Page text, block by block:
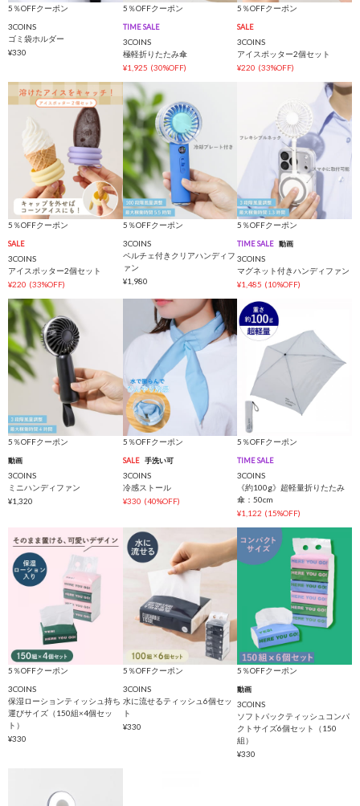
5％OFFクーポン
3COINS
ゴミ袋ホルダー
¥330
5％OFFクーポン
TIME SALE
3COINS
極軽折りたたみ傘
¥1,925 (30%OFF)
5％OFFクーポン
SALE
3COINS
アイスポッター2個セット
¥220 (33%OFF)
5％OFFクーポン
SALE
3COINS
アイスポッター2個セット
¥220 (33%OFF)
5％OFFクーポン
3COINS
ペルチェ付きクリアハンディフ
ァン
¥1,980
5％OFFクーポン
TIME SALE 動画
3COINS
マグネット付きハンディファン
¥1,485 (10%OFF)
5％OFFクーポン
動画
3COINS
ミニハンディファン
¥1,320
5％OFFクーポン
SALE 手洗い可
3COINS
冷感ストール
¥330 (40%OFF)
5％OFFクーポン
TIME SALE
3COINS
《約100g》超軽量折りたたみ
傘：50cm
¥1,122 (15%OFF)
5％OFFクーポン
3COINS
保湿ローションティッシュ持ち
運びサイズ（150組×4個セッ
ト）
¥330
5％OFFクーポン
3COINS
水に流せるティッシュ6個セッ
ト
¥330
5％OFFクーポン
動画
3COINS
ソフトパックティッシュコンパ
クトサイズ6個セット（150
組）
¥330